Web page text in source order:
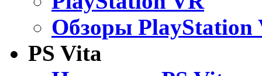
Обзоры PlayStation
PS Vita